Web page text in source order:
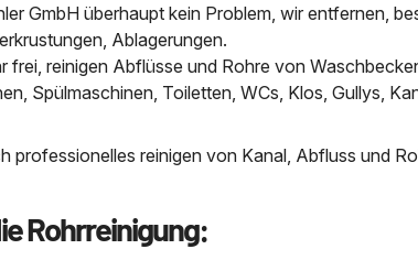
GmbH überhaupt kein Problem, wir entfernen,
Ablagerungen.
reinigen Abflüsse und Rohre von
Spülmaschinen, Toiletten, WCs, Klos, Gullys,
professionelles reinigen von Kanal, Abfluss und
Rohrreinigung: